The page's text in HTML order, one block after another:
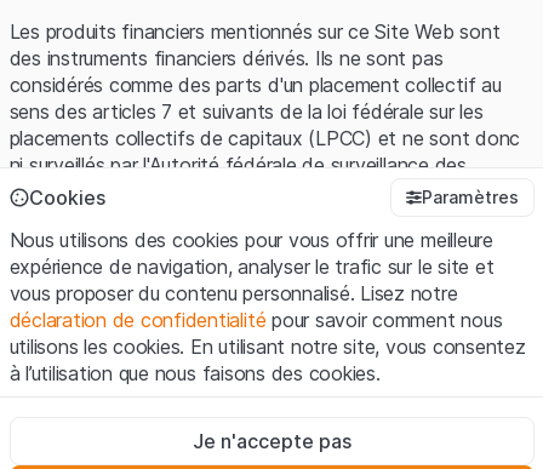
Les produits financiers mentionnés sur ce Site Web sont
des instruments financiers dérivés. Ils ne sont pas
considérés comme des parts d'un placement collectif au
sens des articles 7 et suivants de la loi fédérale sur les
placements collectifs de capitaux (LPCC) et ne sont donc
ni surveillés par l'Autorité fédérale de surveillance des
marchés financiers (FINMA) ni enregistrés auprès de la
protection spécifique des investisseurs prévue par la LPCC.
Conditions d'utilisation et informations juridiques
En utilisant le Site Web de Leonteq Securities AG (ci-après
"Site Web"), vous confirmez que vous avez compris et que
vous acceptez les informations juridiques, les notes
vous n'acceptez pas les Conditions d'utilisation, veuillez-
vous abstenir d'utiliser ce Site Web.
Cookies Paramètres
Nous utilisons des cookies pour vous offrir une meilleure
expérience de navigation, analyser le trafic sur le site et
vous proposer du contenu personnalisé. Lisez notre
déclaration de confidentialité pour savoir comment nous
utilisons les cookies. En utilisant notre site, vous consentez
à l’utilisation que nous faisons des cookies.
Ces cookies sont nécessaires au bon fonctionnement du site
Je n'accepte pas